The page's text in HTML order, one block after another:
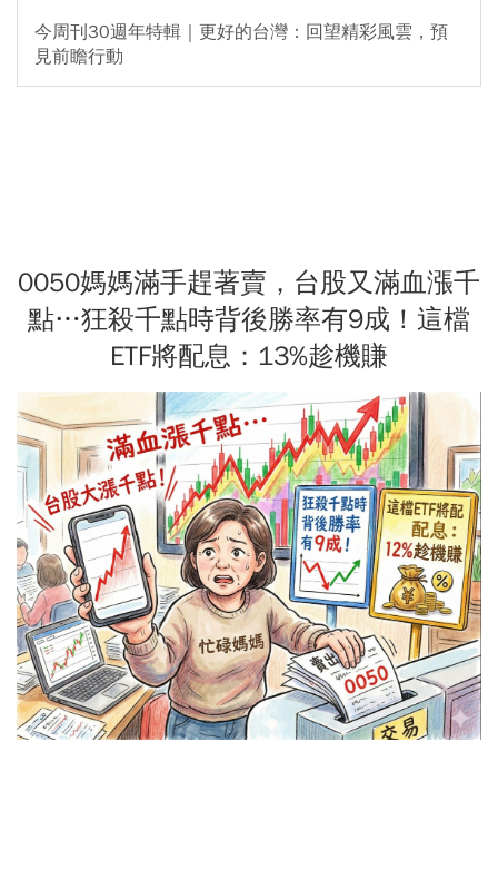
今周刊30週年特輯｜更好的台灣：回望精彩風雲，預
見前瞻行動
0050媽媽滿手趕著賣，台股又滿血漲千
點…狂殺千點時背後勝率有9成！這檔
ETF將配息：13%趁機賺